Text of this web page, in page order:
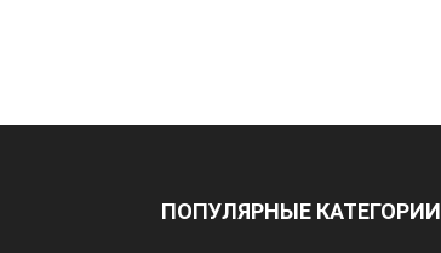
ПОПУЛЯРНЫЕ КАТЕГОРИИ